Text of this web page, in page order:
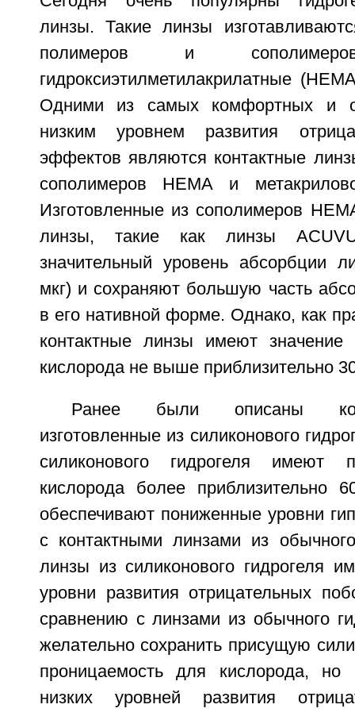
линзы. Такие линзы
полимеров и
гидроксиэтилметилакрилатные
Одними из самых комфортных и
низким уровнем развития
эффектов являются контактные
сополимеров HEMA и
Изготовленные из сополимеров
линзы, такие как линзы
значительный уровень абсорбции
мкг) и сохраняют большую часть
в его нативной форме. Однако, как
контактные линзы имеют значение
кислорода не выше приблизительно
Ранее были описаны
изготовленные из силиконового
силиконового гидрогеля имеют
кислорода более приблизительно
обеспечивают пониженные уровни
с контактными линзами из
линзы из силиконового гидрогеля
уровни развития отрицательных
сравнению с линзами из обычного
желательно сохранить присущую
проницаемость для кислорода, но
низких уровней развития